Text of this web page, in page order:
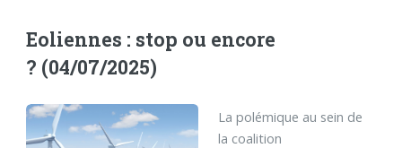
Eoliennes : stop ou encore
? (04/07/2025)
La polémique au sein de
la coalition